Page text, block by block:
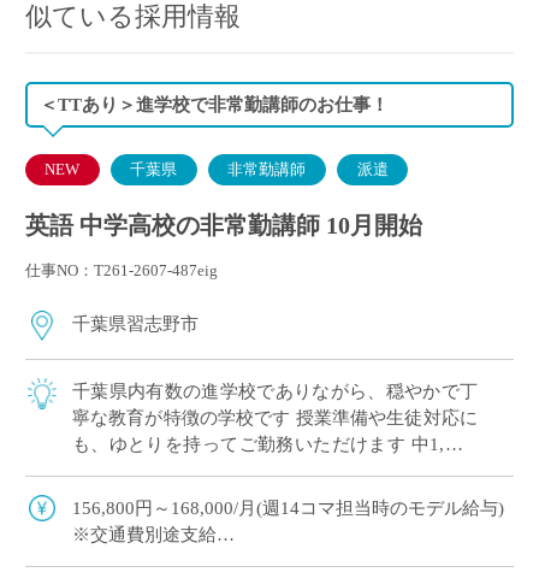
似ている採用情報
＜TTあり＞進学校で非常勤講師のお仕事！
NEW 千葉県 非常勤講師 派遣
英語 中学高校の非常勤講師 10月開始
仕事NO：T261-2607-487eig
千葉県習志野市
千葉県内有数の進学校でありながら、穏やかで丁
寧な教育が特徴の学校です 授業準備や生徒対応に
も、ゆとりを持ってご勤務いただけます 中1,高1,
156,800円～168,000/月(週14コマ担当時のモデル給与)
※交通費別途支給